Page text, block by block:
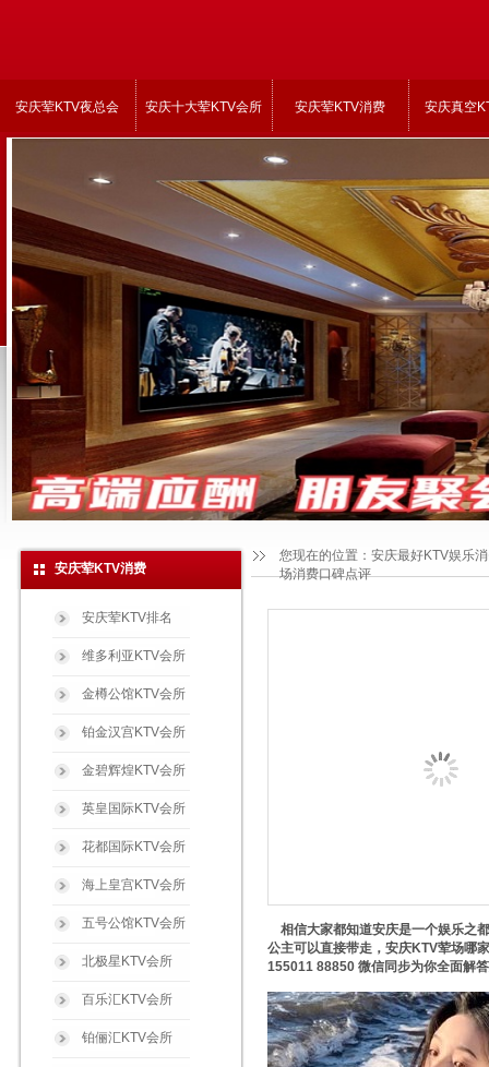
安庆荤KTV夜总会 安庆十大荤KTV会所 安庆荤KTV消费 安庆真空
安庆荤KTV消费
安庆荤KTV排名
维多利亚KTV会所
金樽公馆KTV会所
铂金汉宫KTV会所
金碧辉煌KTV会所
英皇国际KTV会所
花都国际KTV会所
海上皇宫KTV会所
五号公馆KTV会所
北极星KTV会所
百乐汇KTV会所
铂俪汇KTV会所
您现在的位置： 安庆最好KTV娱乐
场消费口碑点评
相信大家都知道安庆是一个娱乐之
公主可以直接带走，安庆KTV荤场哪
155011 88850 微信同步为你全面解